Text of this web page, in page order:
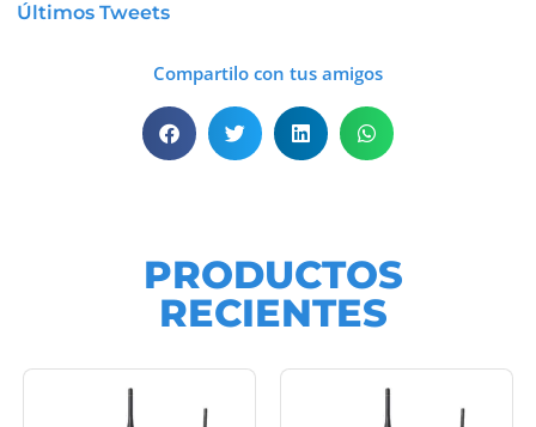
Últimos Tweets
Compartilo con tus amigos
PRODUCTOS
RECIENTES